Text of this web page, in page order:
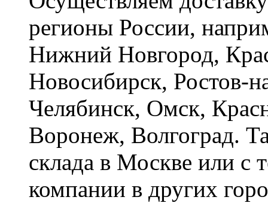
регионы России,
Нижний Новгород,
Новосибирск, Ростов-
Челябинск, Омск,
Воронеж, Волгоград.
склада в Москве или с
компании в других